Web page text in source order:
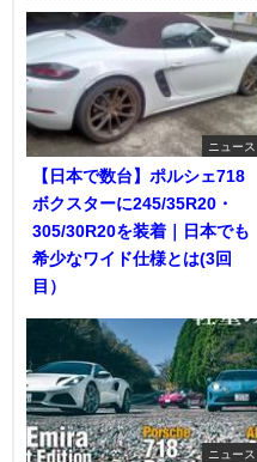
ニュース
【日本で数台】ポルシェ718
ボクスターに245/35R20・
305/30R20を装着｜日本でも
希少なワイド仕様とは(3回
目）
ニュース